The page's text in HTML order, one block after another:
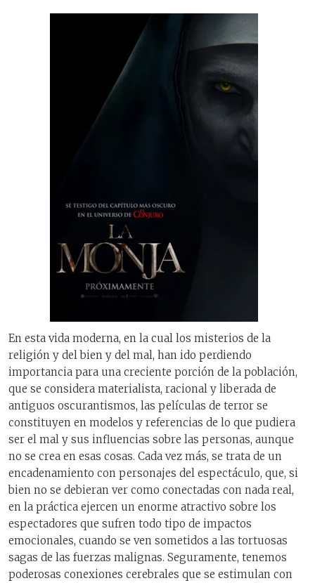
En esta vida moderna, en la cual los misterios de la
religión y del bien y del mal, han ido perdiendo
importancia para una creciente porción de la población,
que se considera materialista, racional y liberada de
antiguos oscurantismos, las películas de terror se
constituyen en modelos y referencias de lo que pudiera
ser el mal y sus influencias sobre las personas, aunque
no se crea en esas cosas. Cada vez más, se trata de un
encadenamiento con personajes del espectáculo, que, si
bien no se debieran ver como conectadas con nada real,
en la práctica ejercen un enorme atractivo sobre los
espectadores que sufren todo tipo de impactos
emocionales, cuando se ven sometidos a las tortuosas
sagas de las fuerzas malignas. Seguramente, tenemos
poderosas conexiones cerebrales que se estimulan con